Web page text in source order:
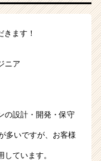
きます！
ニア
の設計・開発・保守
多いですが、お客様
ています。